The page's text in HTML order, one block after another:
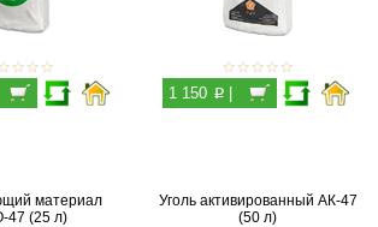
1 150 p|
материал
47 (25 л)
Уголь активированный АК-47
(50 л)